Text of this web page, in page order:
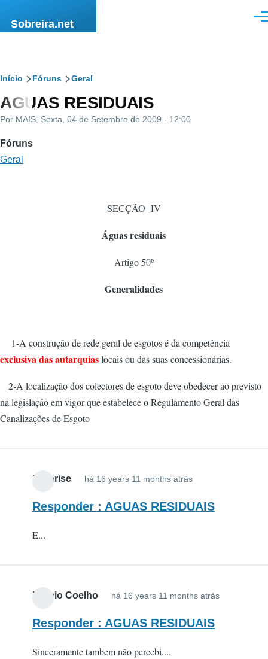
Sobreira.net
Navegação
estrutural
Início Fóruns Geral
AGUAS RESIDUAIS
Por MAIS , Sexta, 04 de Setembro de 2009 - 12:00
Fóruns
Geral
SECÇÃO IV
Águas residuais
Artigo 50º
Generalidades
1-A construção de rede geral de esgotos é da competência
exclusiva das autarquiaslocais ou das suas concessionárias.
2-A localização dos colectores de esgoto deve obedecer ao previsto
na legislação em vigor que estabelece o Regulamento Geral das
Canalizações de Esgoto
Surprise há 16 years 11 months atrás
Responder : AGUAS RESIDUAIS
E...
Márcio Coelho há 16 years 11 months atrás
Responder : AGUAS RESIDUAIS
Sinceramente tambem não percebi....